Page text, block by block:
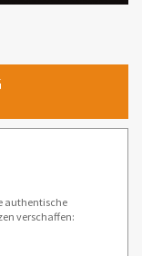
authentische
verschaffen: